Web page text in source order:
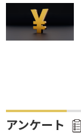
アンケート